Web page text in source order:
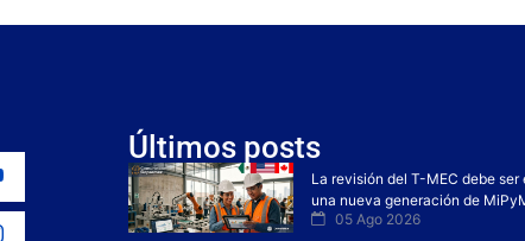
Últimos posts
La revisión del T-MEC debe
una nueva generación de
05 Ago 2026